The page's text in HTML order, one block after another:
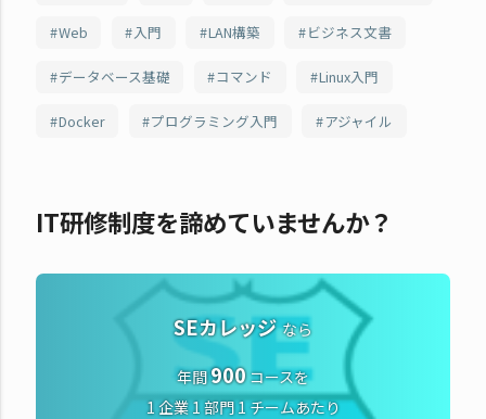
Web 入門 LAN構築 ビジネス文書
データベース基礎 コマンド Linux入門
Docker プログラミング入門 アジャイル
IT研修制度を諦めていませんか？
SEカレッジ なら
年間900コースを
1 企業 1 部門 1 チームあたり